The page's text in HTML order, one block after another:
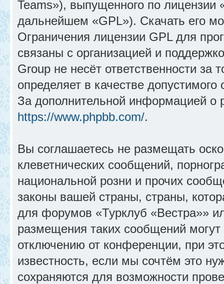
Teams»), выпущенного по лицензии
дальнейшем «GPL»). Скачать его
Ограничения лицензии GPL для
связаны с организацией и
Group не несёт ответственности
определяет в качестве
За дополнительной информацией о
https://www.phpbb.com/.
Вы соглашаетесь не размещать
клеветнических сообщений,
национальной розни и прочих
законы вашей страны, страны,
для форумов «Турклуб «Вестра»»
размещения таких сообщений
отключению от конференции, при
известность, если мы сочтём это
сохраняются для возможности